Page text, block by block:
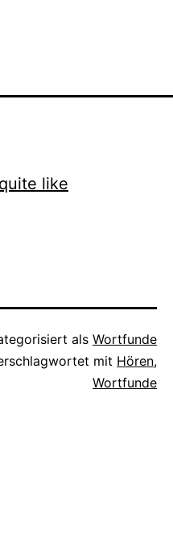
like
als Wortfunde
mit Hören,
Wortfunde